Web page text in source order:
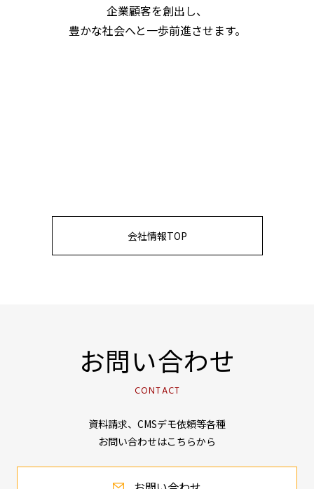
企業顧客を創出し、
豊かな社会へと一歩前進させます。
会社情報TOP
お問い合わせ
CONTACT
資料請求、CMSデモ依頼等各種
お問い合わせはこちらから